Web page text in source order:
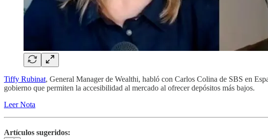
Tiffy Rubinat, General Manager de Wealthi, habló con Carlos Colina de SBS en
gobierno que permiten la accesibilidad al mercado al ofrecer depósitos más bajos.
Leer Nota
Artículos sugeridos: